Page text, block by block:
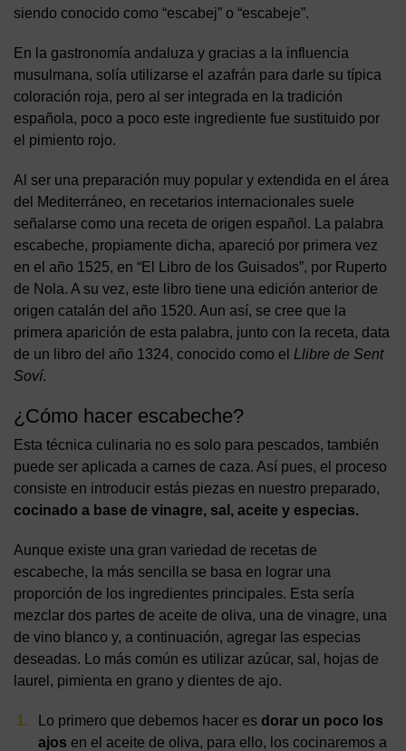
siendo conocido como “escabej” o “escabeje”.
En la gastronomía andaluza y gracias a la influencia
musulmana, solía utilizarse el azafrán para darle su típica
coloración roja, pero al ser integrada en la tradición
española, poco a poco este ingrediente fue sustituido por
el pimiento rojo.
Al ser una preparación muy popular y extendida en el área
del Mediterráneo, en recetarios internacionales suele
señalarse como una receta de origen español. La palabra
escabeche, propiamente dicha, apareció por primera vez
en el año 1525, en “El Libro de los Guisados”, por Ruperto
de Nola. A su vez, este libro tiene una edición anterior de
origen catalán del año 1520. Aun así, se cree que la
primera aparición de esta palabra, junto con la receta, data
de un libro del año 1324, conocido como el Llibre de Sent
Soví.
¿Cómo hacer escabeche?
Esta técnica culinaria no es solo para pescados, también
puede ser aplicada a carnes de caza. Así pues, el proceso
consiste en introducir estás piezas en nuestro preparado,
cocinado a base de vinagre, sal, aceite y especias.
Aunque existe una gran variedad de recetas de
escabeche, la más sencilla se basa en lograr una
proporción de los ingredientes principales. Esta sería
mezclar dos partes de aceite de oliva, una de vinagre, una
de vino blanco y, a continuación, agregar las especias
deseadas. Lo más común es utilizar azúcar, sal, hojas de
laurel, pimienta en grano y dientes de ajo.
Lo primero que debemos hacer es dorar un poco los
ajos en el aceite de oliva, para ello, los cocinaremos a